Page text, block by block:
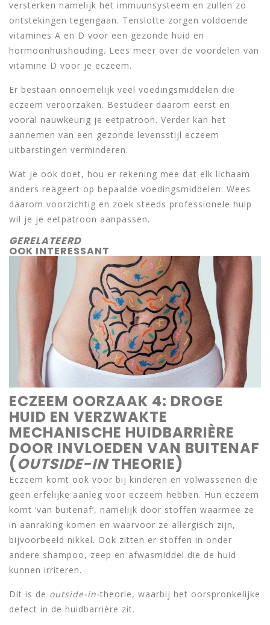
versterken namelijk het immuunsysteem en zullen zo
ontstekingen tegengaan. Tenslotte zorgen voldoende
vitamines A en D voor een gezonde huid en
hormoonhuishouding. Lees meer over de voordelen van
vitamine D voor je eczeem.
Er bestaan onnoemelijk veel voedingsmiddelen die
eczeem veroorzaken. Bestudeer daarom eerst en
vooral nauwkeurig je eetpatroon. Verder kan het
aannemen van een gezonde levensstijl eczeem
uitbarstingen verminderen.
Wat je ook doet, hou er rekening mee dat elk lichaam
anders reageert op bepaalde voedingsmiddelen. Wees
daarom voorzichtig en zoek steeds professionele hulp
wil je je eetpatroon aanpassen.
GERELATEERD
OOK INTERESSANT
ECZEEM OORZAAK 4: DROGE
HUID EN VERZWAKTE
MECHANISCHE HUIDBARRIÈRE
DOOR INVLOEDEN VAN BUITENAF
(OUTSIDE-INTHEORIE)
Eczeem komt ook voor bij kinderen en volwassenen die
geen erfelijke aanleg voor eczeem hebben. Hun eczeem
komt ‘van buitenaf’, namelijk door stoffen waarmee ze
in aanraking komen en waarvoor ze allergisch zijn,
bijvoorbeeld nikkel. Ook zitten er stoffen in onder
andere shampoo, zeep en afwasmiddel die de huid
kunnen irriteren.
Dit is de outside-in-theorie, waarbij het oorspronkelijke
defect in de huidbarrière zit.